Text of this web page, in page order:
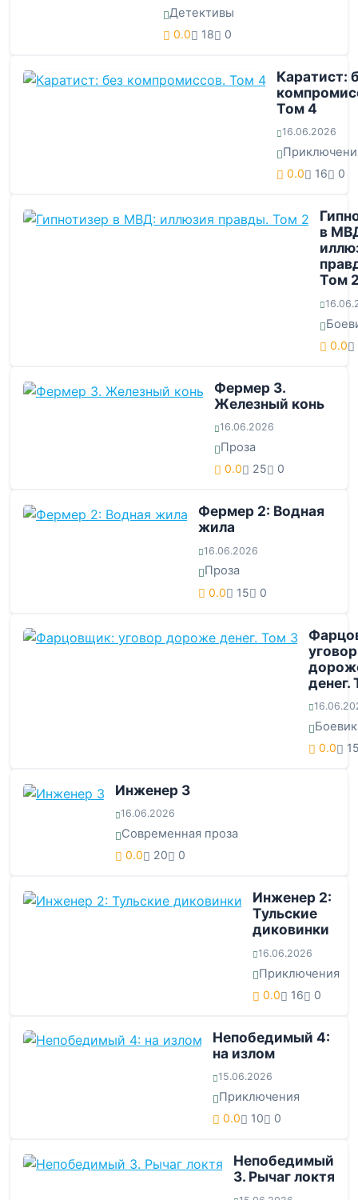
Детективы
0.0 18 0
Каратист:
Том 4
16.06.2026
0.0 16 0
в
Том
0.0
Фермер 3.
Железный конь
16.06.2026
Проза
0.0 25 0
Фермер 2: Водная
жила
16.06.2026
Проза
0.0 15 0
уговор
денег.
Боевик
0.0
Инженер 3
16.06.2026
Современная проза
0.0 20 0
Инженер 2:
Тульские
диковинки
16.06.2026
Приключения
0.0 16 0
Непобедимый 4:
на излом
15.06.2026
Приключения
0.0 10 0
Непобедимый
3. Рычаг локтя